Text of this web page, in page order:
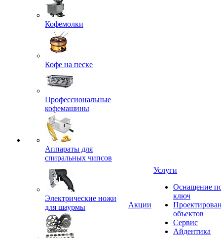
Кофемолки
Кофе на песке
Профессиональные
кофемашины
Аппараты для
спиральных чипсов
Электрические ножи
для шаурмы
Акции
Услуги
Оснащение
ключ
объектов
Сервис
Айдентика